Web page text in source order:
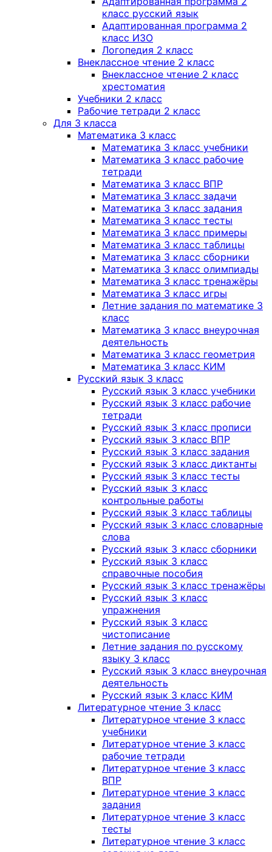
класс русский язык
Адаптированная программа 2
класс ИЗО
Логопедия 2 класс
Внеклассное чтение 2 класс
Внеклассное чтение 2 класс
хрестоматия
Учебники 2 класс
Рабочие тетради 2 класс
Для 3 класса
Математика 3 класс
Математика 3 класс учебники
Математика 3 класс рабочие
тетради
Математика 3 класс ВПР
Математика 3 класс задачи
Математика 3 класс задания
Математика 3 класс тесты
Математика 3 класс примеры
Математика 3 класс таблицы
Математика 3 класс сборники
Математика 3 класс олимпиады
Математика 3 класс тренажёры
Математика 3 класс игры
Летние задания по математике 3
класс
Математика 3 класс внеурочная
деятельность
Математика 3 класс геометрия
Математика 3 класс КИМ
Русский язык 3 класс
Русский язык 3 класс учебники
Русский язык 3 класс рабочие
тетради
Русский язык 3 класс прописи
Русский язык 3 класс ВПР
Русский язык 3 класс задания
Русский язык 3 класс диктанты
Русский язык 3 класс тесты
Русский язык 3 класс
контрольные работы
Русский язык 3 класс таблицы
Русский язык 3 класс словарные
слова
Русский язык 3 класс сборники
Русский язык 3 класс
справочные пособия
Русский язык 3 класс тренажёры
Русский язык 3 класс
упражнения
Русский язык 3 класс
чистописание
Летние задания по русскому
языку 3 класс
Русский язык 3 класс внеурочная
деятельность
Русский язык 3 класс КИМ
Литературное чтение 3 класс
Литературное чтение 3 класс
учебники
Литературное чтение 3 класс
рабочие тетради
Литературное чтение 3 класс
ВПР
Литературное чтение 3 класс
задания
Литературное чтение 3 класс
тесты
Литературное чтение 3 класс